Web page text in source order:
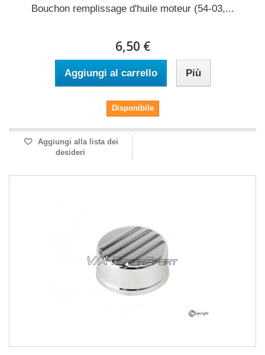
Bouchon remplissage d'huile moteur (54-03,...
6,50 €
Aggiungi al carrello Più
Disponibile
Aggiungi alla lista dei
desideri